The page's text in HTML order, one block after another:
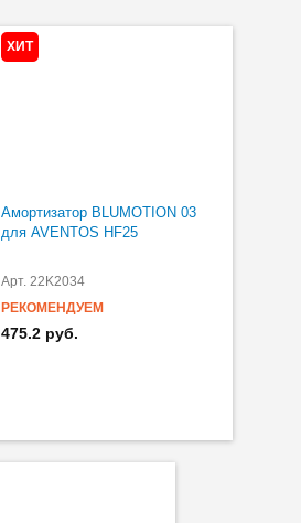
ХИТ
Амортизатор BLUMOTION 03
для AVENTOS HF25
Арт. 22K2034
РЕКОМЕНДУЕМ
475.2 руб.